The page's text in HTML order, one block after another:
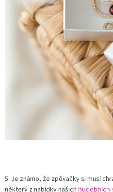
5. Je známo, že zpěvačky si musí
některý z nabídky našich hudebních